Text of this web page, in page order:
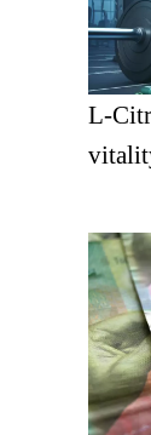
L-